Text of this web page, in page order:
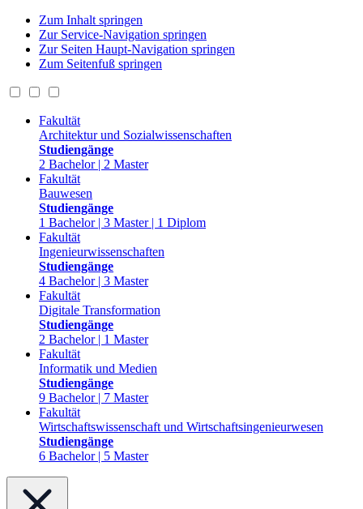
Zum Inhalt springen
Zur Service-Navigation springen
Zur Seiten Haupt-Navigation springen
Zum Seitenfuß springen
Fakultät
Architektur und Sozialwissenschaften
Studiengänge
2 Bachelor | 2 Master
Fakultät
Bauwesen
Studiengänge
1 Bachelor | 3 Master | 1 Diplom
Fakultät
Ingenieurwissenschaften
Studiengänge
4 Bachelor | 3 Master
Fakultät
Digitale Transformation
Studiengänge
2 Bachelor | 1 Master
Fakultät
Informatik und Medien
Studiengänge
9 Bachelor | 7 Master
Fakultät
Wirtschaftswissenschaft und Wirtschaftsingenieurwesen
Studiengänge
6 Bachelor | 5 Master